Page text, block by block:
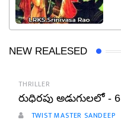
NEW REALESED
THRILLER
రుధిరపు అడుగులలో - 6
TWIST MASTER SANDEEP